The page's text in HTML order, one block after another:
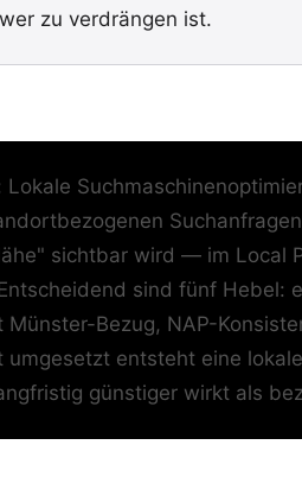
zu verdrängen ist.
Lokale
sichtbar wird — im Local
sind fünf Hebel:
Bezug, NAP-
umgesetzt entsteht eine
günstiger wirkt als